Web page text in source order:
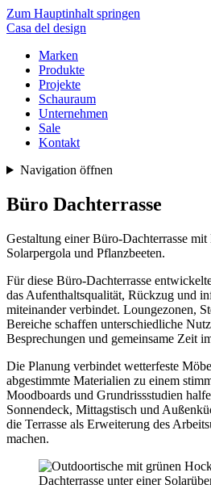
Zum Hauptinhalt springen
Casa del design
Marken
Produkte
Projekte
Schauraum
Unternehmen
Sale
Kontakt
Navigation öffnen
Büro Dachterrasse
Gestaltung einer Büro-Dachterrasse
Solarpergola und Pflanzbeeten.
Für diese Büro-Dachterrasse
das Aufenthaltsqualität, Rückzug und
miteinander verbindet. Loungezonen,
Bereiche schaffen unterschiedliche
Besprechungen und gemeinsame Zeit
Die Planung verbindet wetterfeste
abgestimmte Materialien zu einem
Moodboards und Grundrissstudien
Sonnendeck, Mittagstisch und
die Terrasse als Erweiterung des
machen.